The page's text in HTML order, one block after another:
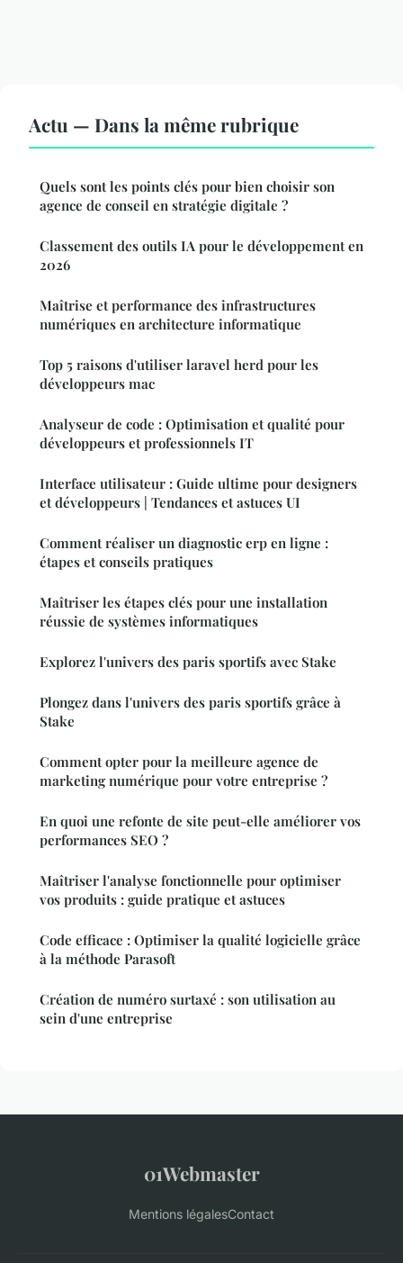
Actu — Dans la même rubrique
Quels sont les points clés pour bien choisir son
agence de conseil en stratégie digitale ?
Classement des outils IA pour le développement en
2026
Maîtrise et performance des infrastructures
numériques en architecture informatique
Top 5 raisons d'utiliser laravel herd pour les
développeurs mac
Analyseur de code : Optimisation et qualité pour
développeurs et professionnels IT
Interface utilisateur : Guide ultime pour designers
et développeurs | Tendances et astuces UI
Comment réaliser un diagnostic erp en ligne :
étapes et conseils pratiques
Maîtriser les étapes clés pour une installation
réussie de systèmes informatiques
Explorez l'univers des paris sportifs avec Stake
Plongez dans l'univers des paris sportifs grâce à
Stake
Comment opter pour la meilleure agence de
marketing numérique pour votre entreprise ?
En quoi une refonte de site peut-elle améliorer vos
performances SEO ?
Maîtriser l'analyse fonctionnelle pour optimiser
vos produits : guide pratique et astuces
Code efficace : Optimiser la qualité logicielle grâce
à la méthode Parasoft
Création de numéro surtaxé : son utilisation au
sein d'une entreprise
01Webmaster
Mentions légalesContact